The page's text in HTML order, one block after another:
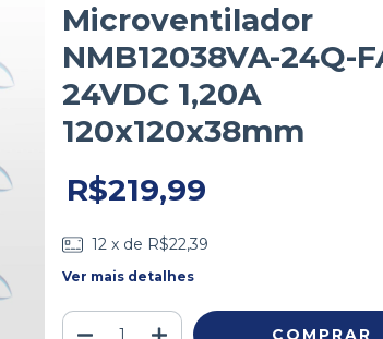
Microventilador
NMB12038VA-24Q-
24VDC 1,20A
120x120x38mm
R$219,99
12 x de R$22,39
Ver mais detalhes